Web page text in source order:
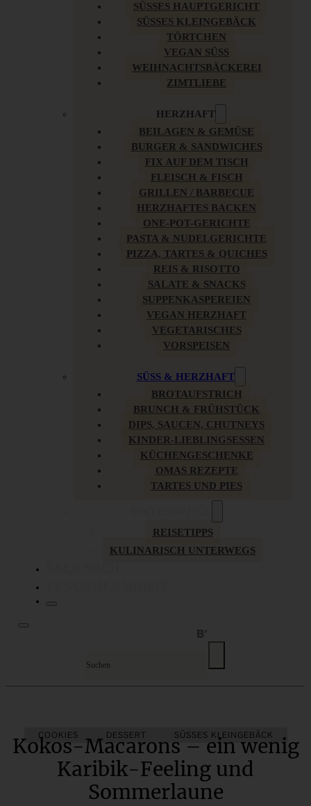
SÜSSES HAUPTGERICHT
SÜSSES KLEINGEBÄCK
TÖRTCHEN
VEGAN SÜSS
WEIHNACHTSBÄCKEREI
ZIMTLIEBE
HERZHAFT
BEILAGEN & GEMÜSE
BURGER & SANDWICHES
FIX AUF DEM TISCH
FLEISCH & FISCH
GRILLEN / BARBECUE
HERZHAFTES BACKEN
ONE-POT-GERICHTE
PASTA & NUDELGERICHTE
PIZZA, TARTES & QUICHES
REIS & RISOTTO
SALATE & SNACKS
SUPPENKASPEREIEN
VEGAN HERZHAFT
VEGETARISCHES
VORSPEISEN
SÜSS & HERZHAFT
BROTAUFSTRICH
BRUNCH & FRÜHSTÜCK
DIPS, SAUCEN, CHUTNEYS
KINDER-LIEBLINGSESSEN
KÜCHENGESCHENKE
OMAS REZEPTE
TARTES UND PIES
REISETIPPS
KULINARISCH UNTERWEGS
COOKIES DESSERT SÜSSES KLEINGEBÄCK
Kokos-Macarons – ein wenig
Karibik-Feeling und
Sommerlaune